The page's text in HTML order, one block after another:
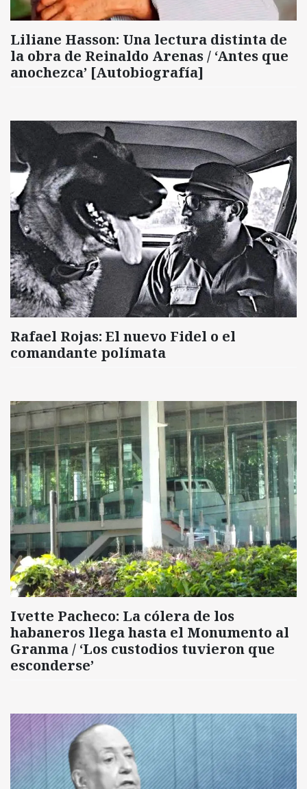
Liliane Hasson: Una lectura distinta de
la obra de Reinaldo Arenas / ‘Antes que
anochezca’ [Autobiografía]
Rafael Rojas: El nuevo Fidel o el
comandante polímata
Ivette Pacheco: La cólera de los
habaneros llega hasta el Monumento al
Granma / ‘Los custodios tuvieron que
esconderse’